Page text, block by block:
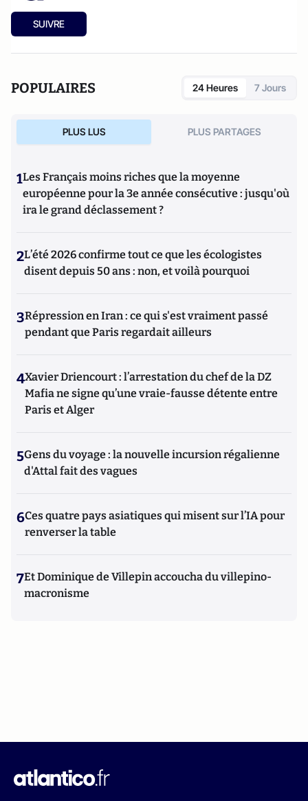
SUIVRE
POPULAIRES 24 Heures 7 Jours
PLUS LUS PLUS PARTAGES
1Les Français moins riches que la moyenne
européenne pour la 3e année consécutive : jusqu'où
ira le grand déclassement ?
2L’été 2026 confirme tout ce que les écologistes
disent depuis 50 ans : non, et voilà pourquoi
3Répression en Iran : ce qui s'est vraiment passé
pendant que Paris regardait ailleurs
4Xavier Driencourt : l’arrestation du chef de la DZ
Mafia ne signe qu’une vraie-fausse détente entre
Paris et Alger
5Gens du voyage : la nouvelle incursion régalienne
d'Attal fait des vagues
6Ces quatre pays asiatiques qui misent sur l’IA pour
renverser la table
7Et Dominique de Villepin accoucha du villepino-
macronisme